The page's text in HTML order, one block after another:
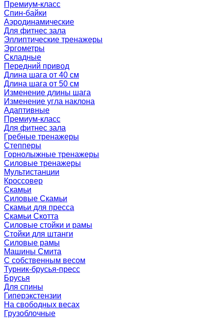
Премиум-класс
Спин-байки
Аэродинамические
Для фитнес зала
Эллиптические тренажеры
Эргометры
Складные
Передний привод
Длина шага от 40 см
Длина шага от 50 см
Изменение длины шага
Изменение угла наклона
Адаптивные
Премиум-класс
Для фитнес зала
Гребные тренажеры
Степперы
Горнолыжные тренажеры
Силовые тренажеры
Мультистанции
Кроссовер
Скамьи
Силовые Скамьи
Скамьи для пресса
Скамьи Скотта
Силовые стойки и рамы
Стойки для штанги
Силовые рамы
Машины Смита
C собственным весом
Турник-брусья-пресс
Брусья
Для спины
Гиперэкстензии
На свободных весах
Грузоблочные